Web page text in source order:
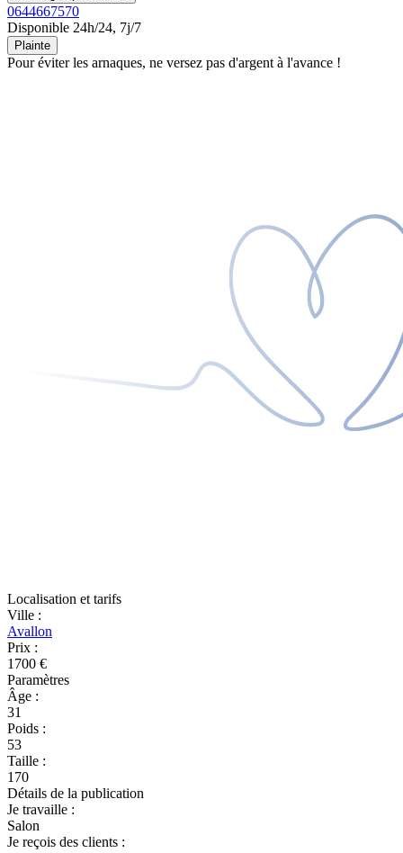
0644667570
Disponible 24h/24, 7j/7
Plainte
Pour éviter les arnaques, ne versez pas d'argent à l'avance !
Localisation et tarifs
Ville :
Avallon
Prix :
1700 €
Paramètres
Âge :
31
Poids :
53
Taille :
170
Détails de la publication
Je travaille :
Salon
Je reçois des clients :